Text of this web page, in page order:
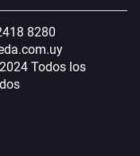
8280
Todos los